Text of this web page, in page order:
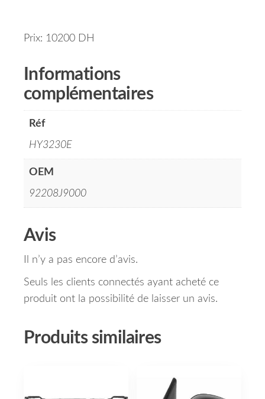
Prix: 10200 DH
Informations
complémentaires
Réf
HY3230E
OEM
92208J9000
Avis
Il n’y a pas encore d’avis.
Seuls les clients connectés ayant acheté ce
produit ont la possibilité de laisser un avis.
Produits similaires